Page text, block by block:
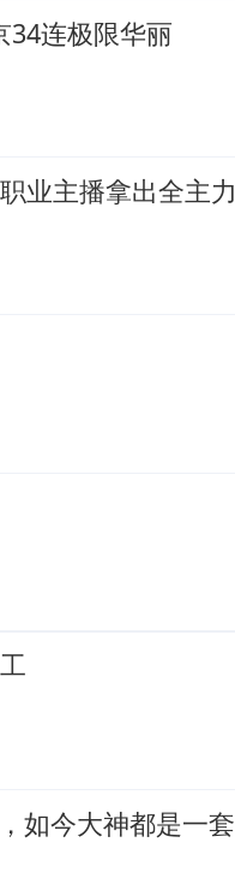
34连极限华丽
业主播拿出全主力
如今大神都是一套